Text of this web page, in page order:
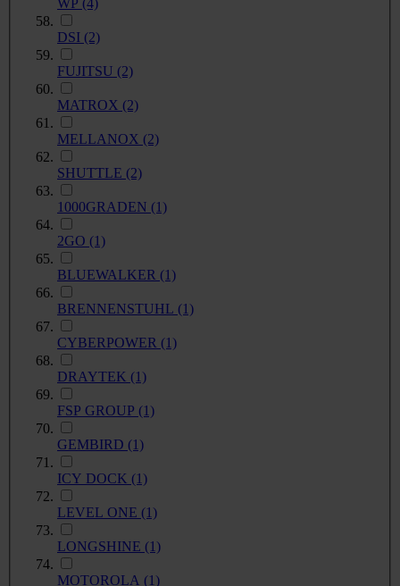
DSI (2)
FUJITSU (2)
MATROX (2)
MELLANOX (2)
SHUTTLE (2)
1000GRADEN (1)
2GO (1)
BLUEWALKER (1)
BRENNENSTUHL (1)
CYBERPOWER (1)
DRAYTEK (1)
FSP GROUP (1)
GEMBIRD (1)
ICY DOCK (1)
LEVEL ONE (1)
LONGSHINE (1)
MOTOROLA (1)